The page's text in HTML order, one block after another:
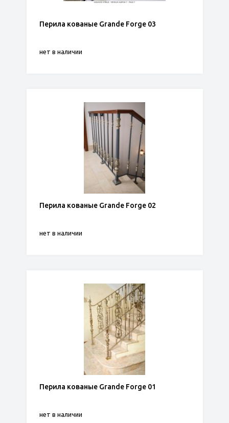
Перила кованые Grande Forge 03
нет в наличии
Перила кованые Grande Forge 02
нет в наличии
Перила кованые Grande Forge 01
нет в наличии